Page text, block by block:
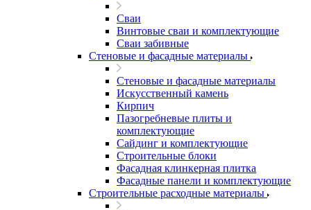
Сваи
Винтовые сваи и комплектующие
Сваи забивные
Стеновые и фасадные материалы
Стеновые и фасадные материалы
Искусственный камень
Кирпич
Пазогребневые плиты и
комплектующие
Сайдинг и комплектующие
Строительные блоки
Фасадная клинкерная плитка
Фасадные панели и комплектующие
Строительные расходные материалы